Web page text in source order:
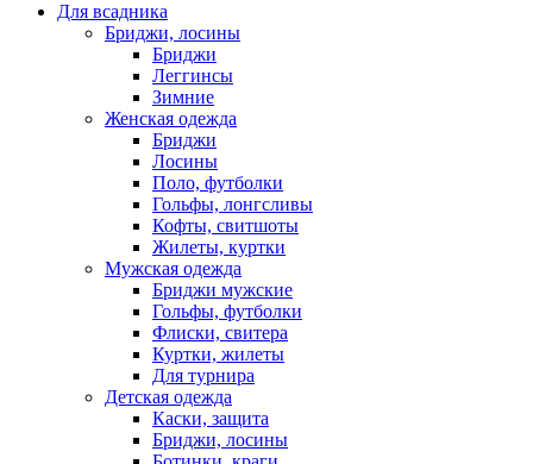
Для всадника
Бриджи, лосины
Бриджи
Леггинсы
Зимние
Женская одежда
Бриджи
Лосины
Поло, футболки
Гольфы, лонгсливы
Кофты, свитшоты
Жилеты, куртки
Мужская одежда
Бриджи мужские
Гольфы, футболки
Флиски, свитера
Куртки, жилеты
Для турнира
Детская одежда
Каски, защита
Бриджи, лосины